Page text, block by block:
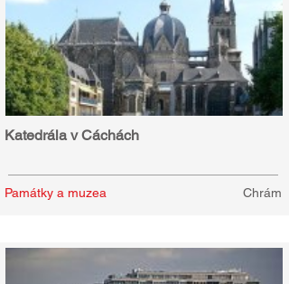
Katedrála v Cáchách
Památky a muzea Chrám